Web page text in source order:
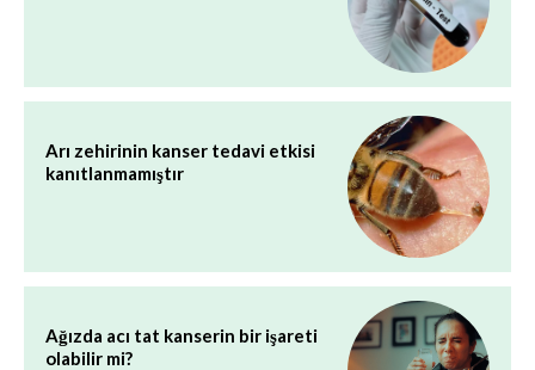
Arı zehirinin kanser tedavi etkisi
kanıtlanmamıştır
Ağızda acı tat kanserin bir işareti
olabilir mi?